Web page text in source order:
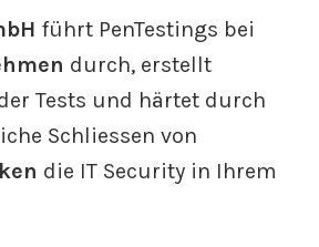
führt PenTestings bei
durch, erstellt
Tests und härtet durch
Schliessen von
die IT Security in Ihrem